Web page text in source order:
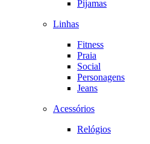
Pijamas
Linhas
Fitness
Praia
Social
Personagens
Jeans
Acessórios
Relógios